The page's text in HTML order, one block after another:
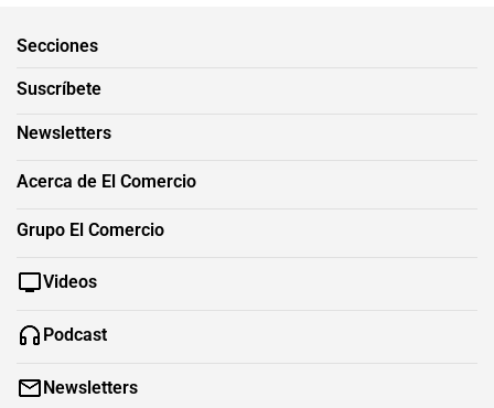
Secciones
Suscríbete
Newsletters
Acerca de El Comercio
Grupo El Comercio
Videos
Podcast
Newsletters